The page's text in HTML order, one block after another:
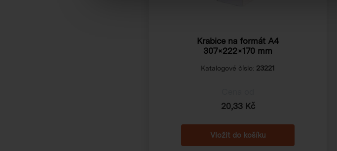
Krabice na formát A4
307×222×170 mm
Katalogové číslo: 23221
20,33 Kč